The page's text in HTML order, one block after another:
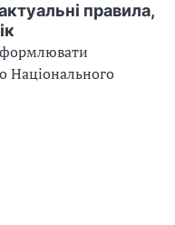
правила,
Націо­нального